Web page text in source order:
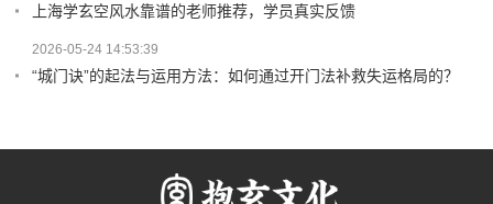
上海学玄空风水靠谱的老师推荐，学员真实反馈
2026-05-24 14:53:39
“城门诀”的起法与运用方法：如何通过开门法补救失运格局的？